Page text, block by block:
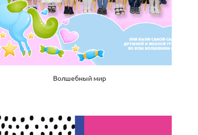
Волшебный мир